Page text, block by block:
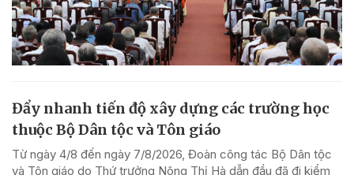
Đẩy nhanh tiến độ xây dựng các trường học
thuộc Bộ Dân tộc và Tôn giáo
Từ ngày 4/8 đến ngày 7/8/2026, Đoàn công tác Bộ Dân tộc
và Tôn giáo do Thứ trưởng Nông Thị Hà dẫn đầu đã đi kiểm